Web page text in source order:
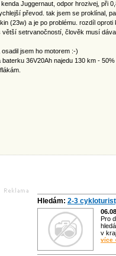
Juggernaut, odpor hrozivej, při
převod. tak jsem se proklínal,
(23w) a je po problému. rozdíl
větší setrvanočností, člověk musí
jsem ho motorem :-)
36V20Ah najedu 130 km -
Hledám: 2-3
Pro
v
více